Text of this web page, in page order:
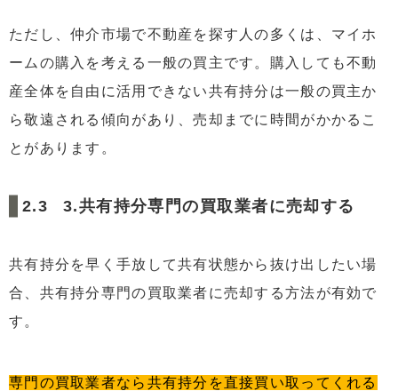
ただし、仲介市場で不動産を探す人の多くは、マイホ
ームの購入を考える一般の買主です。購入しても不動
産全体を自由に活用できない共有持分は一般の買主か
ら敬遠される傾向があり、売却までに時間がかかるこ
とがあります。
3.共有持分専門の買取業者に売却する
共有持分を早く手放して共有状態から抜け出したい場
合、共有持分専門の買取業者に売却する方法が有効で
す。
専門の買取業者なら共有持分を直接買い取ってくれる